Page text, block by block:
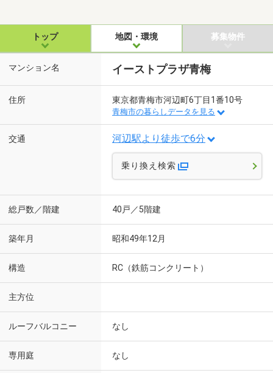
トップ 地図・環境 募集物件
マンション名 イーストプラザ青梅
住所 東京都青梅市河辺町6丁目1番10号
青梅市の暮らしデータを見る
交通 河辺駅より徒歩で6分
乗り換え検索
総戸数／階建 40戸／5階建
築年月 昭和49年12月
構造 RC（鉄筋コンクリート）
主方位
ルーフバルコニー なし
専用庭 なし